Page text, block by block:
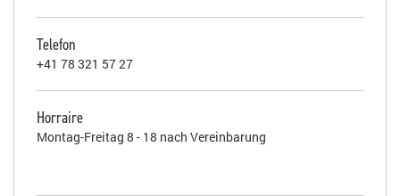
Telefon
+41 78 321 57 27
Horraire
Montag-Freitag 8 - 18 nach Vereinbarung